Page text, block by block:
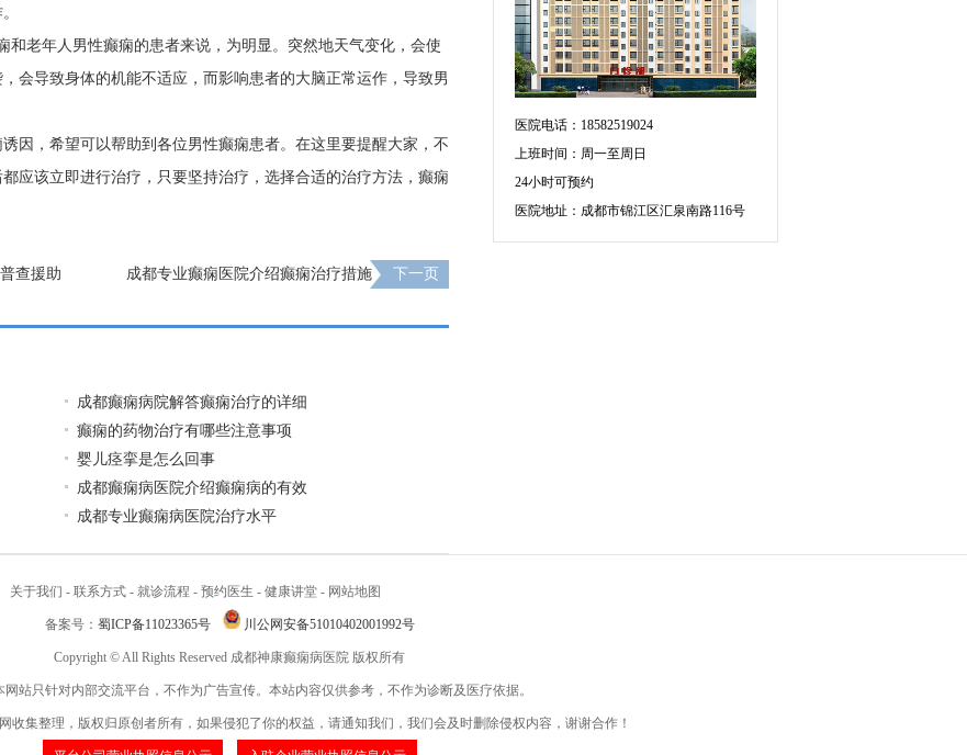
和老年人男性癫痫的患者来说，为明显。突然地天气变化，会使
会导致身体的机能不适应，而影响患者的大脑正常运作，导致男
因，希望可以帮助到各位男性癫痫患者。在这里要提醒大家，不
应该立即进行治疗，只要坚持治疗，选择合适的治疗方法，癫痫
查援助
成都专业癫痫医院介绍癫痫治疗措施 下一页
成都癫痫病院解答癫痫治疗的详细
癫痫的药物治疗有哪些注意事项
婴儿痉挛是怎么回事
成都癫痫病医院介绍癫痫病的有效
成都专业癫痫病医院治疗水平
医院电话：18582519024
上班时间：周一至周日
24小时可预约
医院地址：成都市锦江区汇泉南路116号
关于我们 - 联系方式 - 就诊流程 - 预约医生 - 健康讲堂 - 网站地图
备案号： 蜀ICP备11023365号 川公网安备51010402001992号
Copyright © All Rights Reserved 成都神康癫痫病医院 版权所有
网站只针对内部交流平台，不作为广告宣传。本站内容仅供参考，不作为诊断及医疗依据。
收集整理，版权归原创者所有，如果侵犯了你的权益，请通知我们，我们会及时删除侵权内容，谢谢合作！